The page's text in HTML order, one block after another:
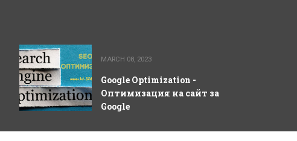
MARCH 08, 2023
Google Optimization -
Оптимизация на сайт за
Google